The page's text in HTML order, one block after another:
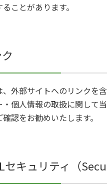
ことがあります。
、外部サイトへのリンクを
・個人情報の取扱に関して
認をお勧めいたします。
セキュリティ（